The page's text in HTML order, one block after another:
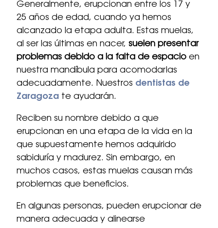
Generalmente, erupcionan entre los 17 y
25 años de edad, cuando ya hemos
alcanzado la etapa adulta. Estas muelas,
al ser las últimas en nacer, suelen presentar
problemas debido a la falta de espacioen
nuestra mandíbula para acomodarlas
adecuadamente. Nuestros dentistas de
Zaragozate ayudarán.
Reciben su nombre debido a que
erupcionan en una etapa de la vida en la
que supuestamente hemos adquirido
sabiduría y madurez. Sin embargo, en
muchos casos, estas muelas causan más
problemas que beneficios.
En algunas personas, pueden erupcionar de
manera adecuada y alinearse